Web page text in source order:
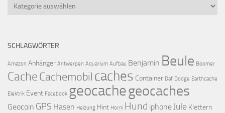
Kategorien
SCHLAGWÖRTER
Amazon Anhänger Antwerpen Aquarium Aufbau Benjamin Beule Boomer
CacheCachemobil caches Container Daf Dodge Earthcache
Elektrik Event Facebook geocachegeocaches
Geocoin GPS Hasen Heizung Hint Horni Hund iphone Jule Klettern